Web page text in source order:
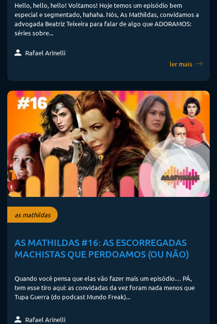
Hello, hello, hello! Voltamos! Hoje temos um episódio bem
especial e segmentado, hahaha. Nós, As Mathildas, convidamos a
advogada Beatriz Teixeira para falar de algo que ADORAMOS:
séries sobre...
Rafael Arinelli
ler mais
as mathildas
AS MATHILDAS #16: AS ESCORREGADAS
MACHISTAS QUE PERDOAMOS (OU NÃO)
Quando você pensa que elas vão fazer mais um episódio… PÁ,
tem esse tiro aqui: as convidadas da vez foram nada menos que
Tupa Guerra (do podcast Mundo Freak)...
Rafael Arinelli